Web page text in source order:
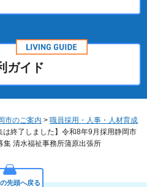
ガイド
市のご案内 > 職員採用・人事・人材育成
は終了しました】令和8年9月採用静岡市
集 清水福祉事務所蒲原出張所
先頭へ戻る